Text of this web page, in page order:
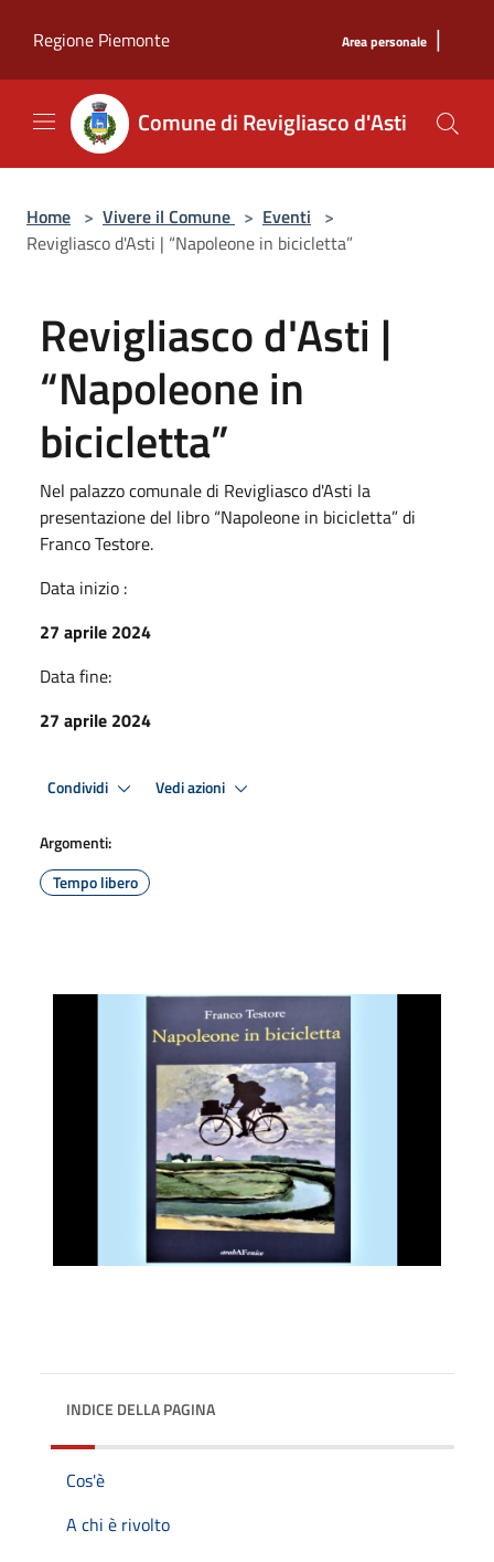
Regione Piemonte
Area personale |
Comune di Revigliasco d'Asti
Home > Vivere il Comune > Eventi >
Revigliasco d'Asti | “Napoleone in bicicletta”
Revigliasco d'Asti |
“Napoleone in
bicicletta”
Nel palazzo comunale di Revigliasco d'Asti la
presentazione del libro “Napoleone in bicicletta” di
Franco Testore.
Data inizio :
27 aprile 2024
Data fine:
27 aprile 2024
Condividi Vedi azioni
Argomenti:
Tempo libero
INDICE DELLA PAGINA
Cos'è
A chi è rivolto